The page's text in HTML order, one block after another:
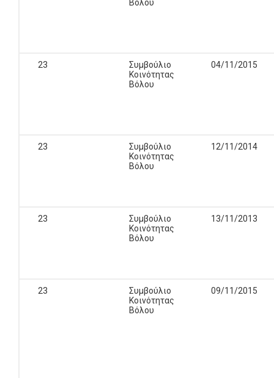
Βόλου
23
Συμβούλιο
Κοινότητας
Βόλου
04/11/2015
23
Συμβούλιο
Κοινότητας
Βόλου
12/11/2014
23
Συμβούλιο
Κοινότητας
Βόλου
13/11/2013
23
Συμβούλιο
Κοινότητας
Βόλου
09/11/2015